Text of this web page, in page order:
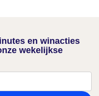
en winacties
wekelijkse